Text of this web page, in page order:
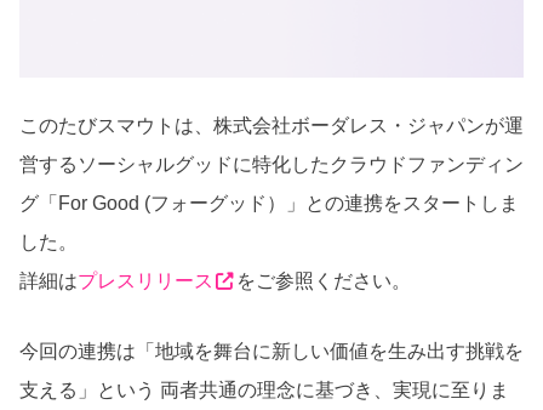
このたびスマウトは、株式会社ボーダレス・ジャパンが運
営するソーシャルグッドに特化したクラウドファンディン
グ「For Good (フォーグッド）」との連携をスタートしま
した。
詳細はプレスリリース をご参照ください。
今回の連携は「地域を舞台に新しい価値を生み出す挑戦を
支える」という 両者共通の理念に基づき、実現に至りま